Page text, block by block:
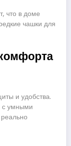
что в доме
чашки для
и удобства.
с умными